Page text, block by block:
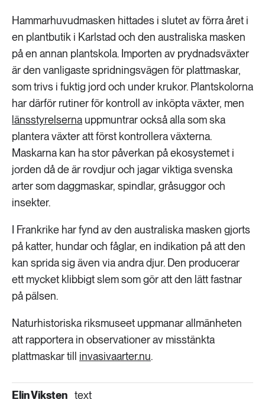
Hammarhuvudmasken hittades i slutet av förra året i
en plantbutik i Karlstad och den australiska masken
på en annan plantskola. Importen av prydnadsväxter
är den vanligaste spridningsvägen för plattmaskar,
som trivs i fuktig jord och under krukor. Plantskolorna
har därför rutiner för kontroll av inköpta växter, men
länsstyrelserna uppmuntrar också alla som ska
plantera växter att först kontrollera växterna.
Maskarna kan ha stor påverkan på ekosystemet i
jorden då de är rovdjur och jagar viktiga svenska
arter som daggmaskar, spindlar, gråsuggor och
insekter.
I Frankrike har fynd av den australiska masken gjorts
på katter, hundar och fåglar, en indikation på att den
kan sprida sig även via andra djur. Den producerar
ett mycket klibbigt slem som gör att den lätt fastnar
på pälsen.
Naturhistoriska riksmuseet uppmanar allmänheten
att rapportera in observationer av misstänkta
plattmaskar till invasivaarter.nu.
Elin Viksten text